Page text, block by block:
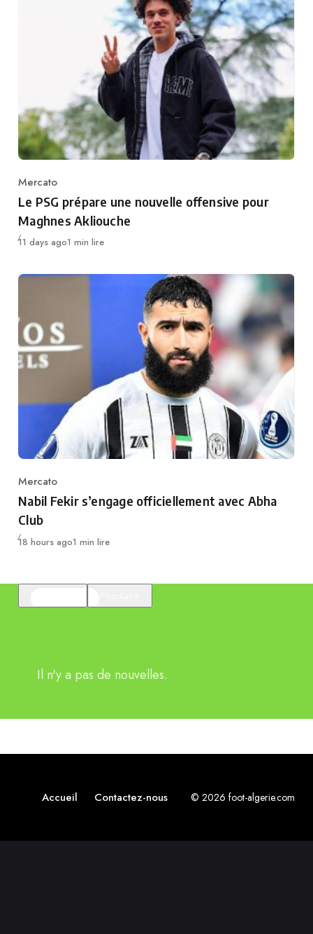
Category
Mercato
Le PSG prépare une nouvelle offensive pour
Maghnes Akliouche
Publié
11 days ago1 min lire
Category
Mercato
Nabil Fekir s’engage officiellement avec Abha
Club
Publié
18 hours ago1 min lire
Il n'y a pas de nouvelles.
Accueil Contactez-nous © 2026 foot-algerie.com